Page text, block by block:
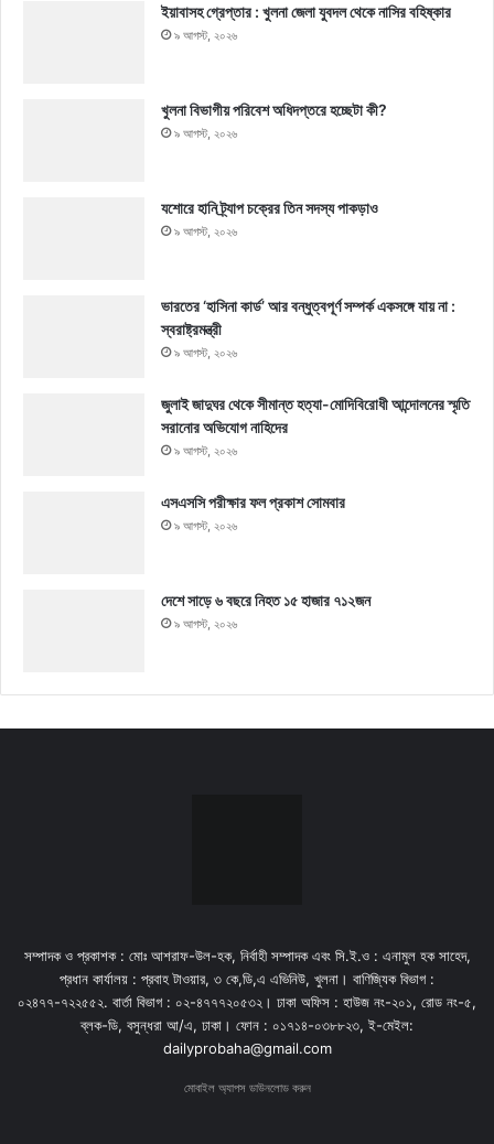
ইয়াবাসহ গ্রেপ্তার : খুলনা জেলা যুবদল থেকে নাসির বহিষ্কার
৯ আগস্ট, ২০২৬
খুলনা বিভাগীয় পরিবেশ অধিদপ্তরে হচ্ছেটা কী?
৯ আগস্ট, ২০২৬
যশোরে হানি ট্র্যাপ চক্রের তিন সদস্য পাকড়াও
৯ আগস্ট, ২০২৬
ভারতের ‘হাসিনা কার্ড’ আর বন্ধুত্বপূর্ণ সম্পর্ক একসঙ্গে যায় না :
স্বরাষ্ট্রমন্ত্রী
৯ আগস্ট, ২০২৬
জুলাই জাদুঘর থেকে সীমান্ত হত্যা-মোদিবিরোধী আন্দোলনের স্মৃতি
সরানোর অভিযোগ নাহিদের
৯ আগস্ট, ২০২৬
এসএসসি পরীক্ষার ফল প্রকাশ সোমবার
৯ আগস্ট, ২০২৬
দেশে সাড়ে ৬ বছরে নিহত ১৫ হাজার ৭১২জন
৯ আগস্ট, ২০২৬
সম্পাদক ও প্রকাশক : মোঃ আশরাফ-উল-হক, নির্বাহী সম্পাদক এবং সি.ই.ও : এনামুল হক সাহেদ,
প্রধান কার্যালয় : প্রবাহ টাওয়ার, ৩ কে,ডি,এ এভিনিউ, খুলনা। বাণিজ্যিক বিভাগ :
০২৪৭৭-৭২২৫৫২. বার্তা বিভাগ : ০২-৪৭৭৭২০৫৩২। ঢাকা অফিস : হাউজ নং-২০১, রোড নং-৫,
ব্লক-ডি, বসুন্ধরা আ/এ, ঢাকা। ফোন : ০১৭১৪-০৩৮৮২৩, ই-মেইল:
dailyprobaha@gmail.com
মোবাইল অ্যাপস ডাউনলোড করুন